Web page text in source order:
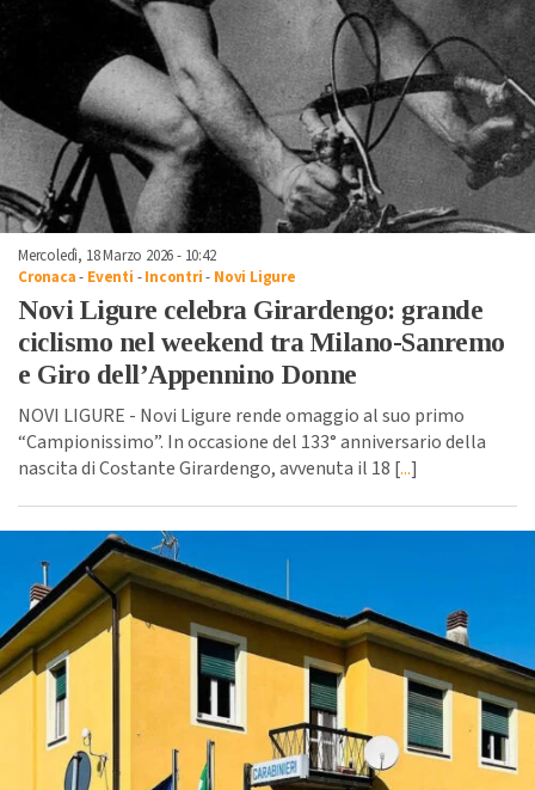
Mercoledì, 18 Marzo 2026 - 10:42
Cronaca- Eventi -Incontri- Novi Ligure
Novi Ligure celebra Girardengo: grande
ciclismo nel weekend tra Milano-Sanremo
e Giro dell’Appennino Donne
NOVI LIGURE - Novi Ligure rende omaggio al suo primo
“Campionissimo”. In occasione del 133° anniversario della
nascita di Costante Girardengo, avvenuta il 18 [...]